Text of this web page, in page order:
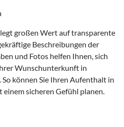
großen Wert auf transparente
Beschreibungen der
und Fotos helfen Ihnen, sich
Wunschunterkunft in
können Sie Ihren Aufenthalt in
sicheren Gefühl planen.